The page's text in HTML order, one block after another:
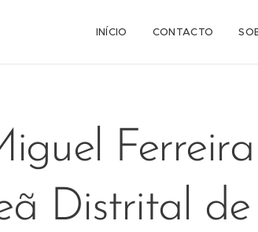
INÍCIO CONTACTO
Distrital